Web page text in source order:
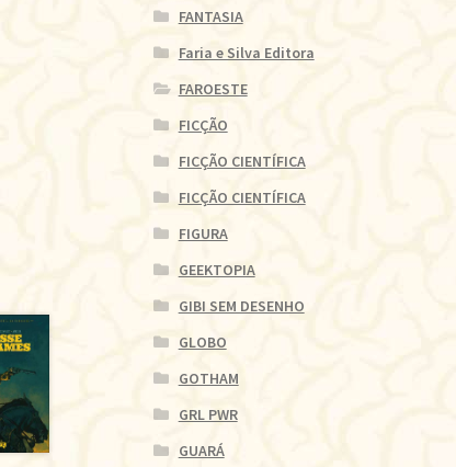
FANTASIA
Faria e Silva Editora
FAROESTE
FICÇÃO
FICÇÃO CIENTÍFICA
FICÇÃO CIENTÍFICA
FIGURA
GEEKTOPIA
GIBI SEM DESENHO
GLOBO
GOTHAM
GRL PWR
GUARÁ